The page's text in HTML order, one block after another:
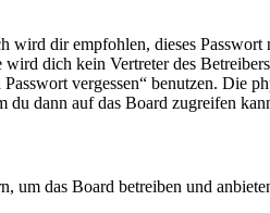
dir empfohlen, dieses
dich kein Vertreter des
vergessen“ benutzen. Die
du dann auf das Board zugreifen
um das Board betreiben und